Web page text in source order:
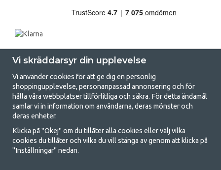
GetCamping.se - Din butik för camping
och uteliv
Att campa kan antingen vara en livsstil eller ett sätt att samla familjen
för ett gemensamt äventyr. Oavsett vilken kategori du tillhör hittar du
Vi skräddarsyr din upplevelse
Vi använder cookies för att ge dig en personlig
shoppingupplevelse, personanpassad annonsering och för
hålla våra webbplatser tillförlitliga och säkra. För detta ändamål
samlar vi in information om användarna, deras mönster och
deras enheter.
Klicka på "Okej" om du tillåter alla cookies eller välj vilka
cookies du tillåter och vilka du vill stänga av genom att klicka på
"Inställningar" nedan.